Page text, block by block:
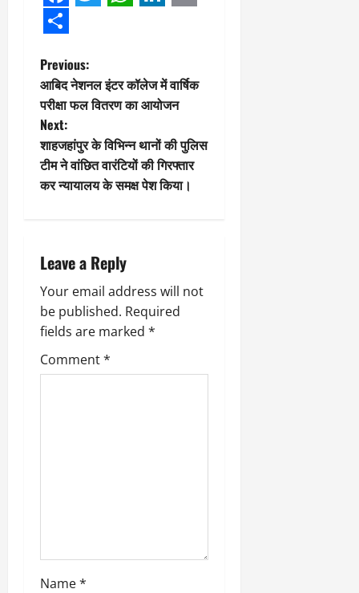
Facebook
Share
P
o
s
t
v
i
g
a
Previous:
आबिद नेशनल इंटर कॉलेज में वार्षिक
परीक्षा फल वितरण का आयोजन
Next:
शाहजहांपुर के विभिन्न थानों की पुलिस
टीम ने वांछित वारंटियों की गिरफ्तार
कर न्यायालय के समक्ष पेश किया।
Leave a Reply
Your email address will not
be published. Required
fields are marked *
Comment*
Name*